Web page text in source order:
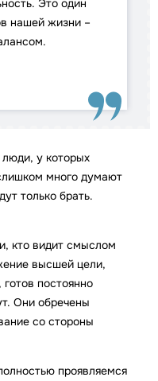
Это один
нашей жизни –
у которых
много думают
только брать.
кто видит смыслом
высшей цели,
постоянно
Они обречены
со стороны
проявляемся